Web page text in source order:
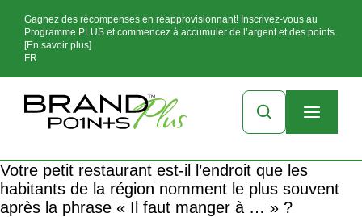
Gagnez des récompenses en réapprovisionnant! Inscrivez-vous au
Programme PLUS et commencez à accumuler de l’argent et des points.
[En savoir plus]
FR
Votre petit restaurant est-il l’endroit que les
habitants de la région nomment le plus souvent
après la phrase « Il faut manger à … » ?